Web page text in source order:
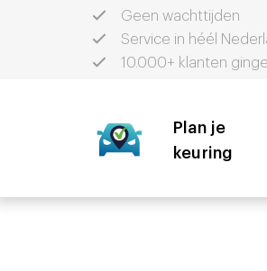
Geen wachttijden
Service in héél
10.000+ klanten
Plan je
keuring